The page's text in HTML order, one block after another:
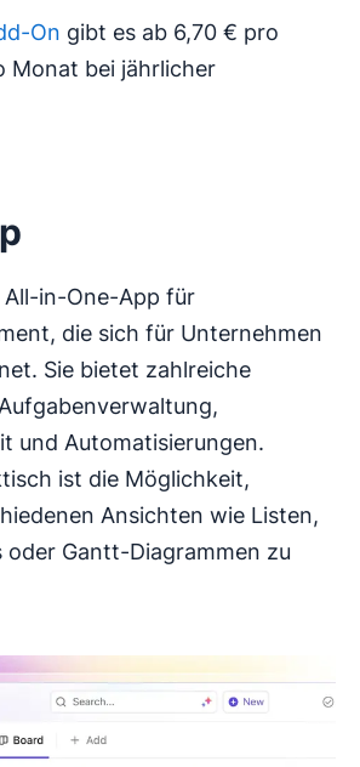
On gibt es ab 6,70 € pro
Monat bei jährlicher
All-in-One-App für
die sich für Unternehmen
Sie bietet zahlreiche
und Automatisierungen.
ist die Möglichkeit,
Ansichten wie Listen,
oder Gantt-Diagrammen zu